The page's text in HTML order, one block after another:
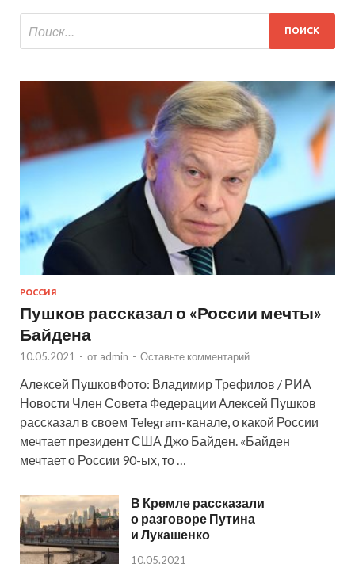
РОССИЯ
Пушков рассказал о «России мечты»
Байдена
10.05.2021 - от admin - Оставьте комментарий
Алексей ПушковФото: Владимир Трефилов / РИА
Новости Член Совета Федерации Алексей Пушков
рассказал в своем Telegram-канале, о какой России
мечтает президент США Джо Байден. «Байден
мечтает о России 90-ых, то …
В Кремле рассказали
о разговоре Путина
и Лукашенко
10.05.2021